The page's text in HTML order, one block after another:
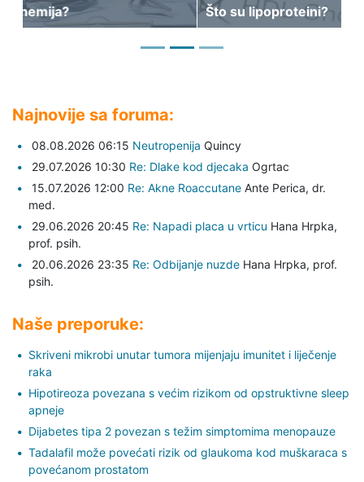
Što su lipoproteini?
Najnovije sa foruma:
08.08.2026 06:15 Neutropenija Quincy
29.07.2026 10:30 Re: Dlake kod djecaka Ogrtac
15.07.2026 12:00 Re: Akne Roaccutane Ante Perica, dr.
med.
29.06.2026 20:45 Re: Napadi placa u vrticu Hana Hrpka,
prof. psih.
20.06.2026 23:35 Re: Odbijanje nuzde Hana Hrpka, prof.
psih.
Naše preporuke:
Skriveni mikrobi unutar tumora mijenjaju imunitet i liječenje
raka
Hipotireoza povezana s većim rizikom od opstruktivne sleep
apneje
Dijabetes tipa 2 povezan s težim simptomima menopauze
Tadalafil može povećati rizik od glaukoma kod muškaraca s
povećanom prostatom